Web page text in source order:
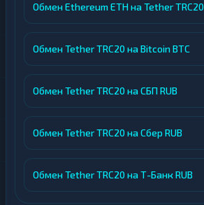
Обмен Ethereum ETH на Tether TRC20
Обмен Tether TRC20 на Bitcoin BTC
Обмен Tether TRC20 на СБП RUB
Обмен Tether TRC20 на Сбер RUB
Обмен Tether TRC20 на Т-Банк RUB